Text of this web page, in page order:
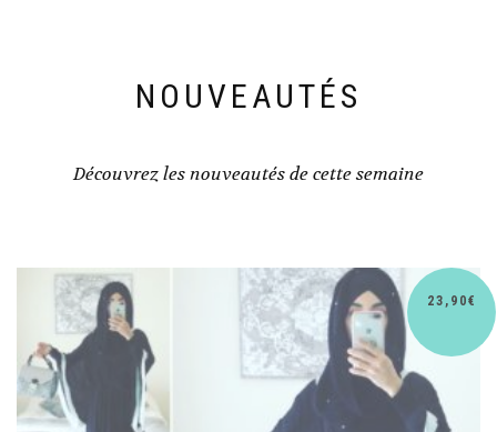
NOUVEAUTÉS
Découvrez les nouveautés de cette semaine
30,90